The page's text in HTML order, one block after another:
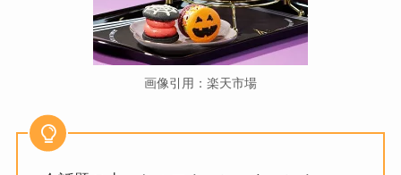
画像引用：楽天市場